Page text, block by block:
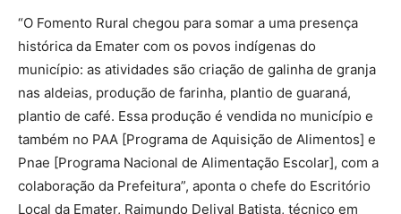
“O Fomento Rural chegou para somar a uma presença
histórica da Emater com os povos indígenas do
município: as atividades são criação de galinha de granja
nas aldeias, produção de farinha, plantio de guaraná,
plantio de café. Essa produção é vendida no município e
também no PAA [Programa de Aquisição de Alimentos] e
Pnae [Programa Nacional de Alimentação Escolar], com a
colaboração da Prefeitura”, aponta o chefe do Escritório
Local da Emater, Raimundo Delival Batista, técnico em